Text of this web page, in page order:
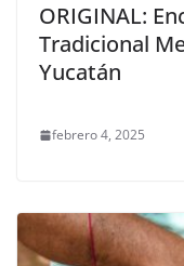
ORIGINAL:
Tradicional
Yucatán
febrero 4, 2025